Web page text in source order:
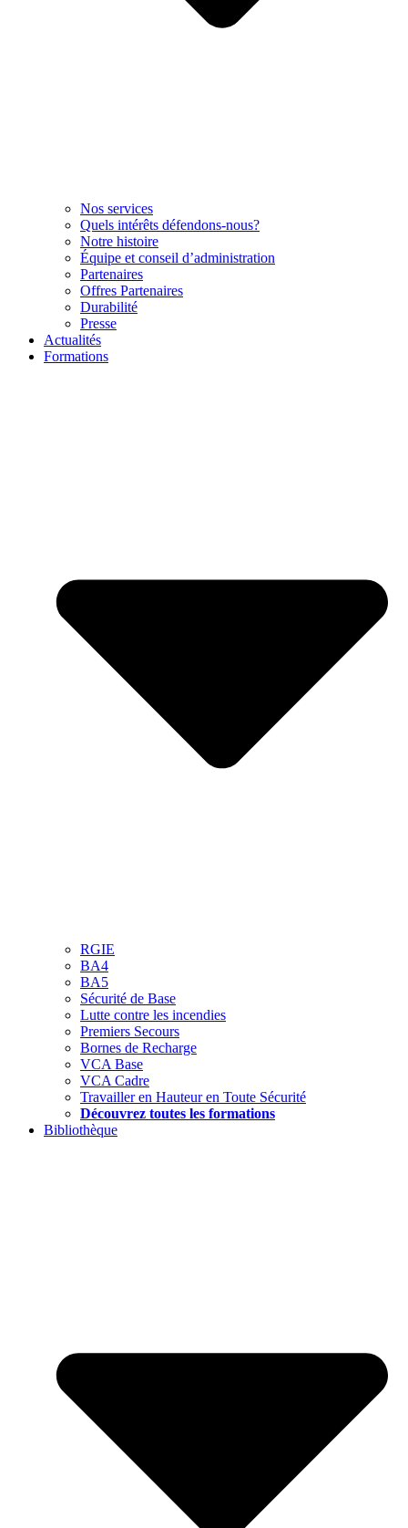
Nos services
Quels intérêts défendons-nous?
Notre histoire
Équipe et conseil d’administration
Partenaires
Offres Partenaires
Durabilité
Presse
Actualités
Formations
RGIE
BA4
BA5
Sécurité de Base
Lutte contre les incendies
Premiers Secours
Bornes de Recharge
VCA Base
VCA Cadre
Travailler en Hauteur en Toute Sécurité
Découvrez toutes les formations
Bibliothèque